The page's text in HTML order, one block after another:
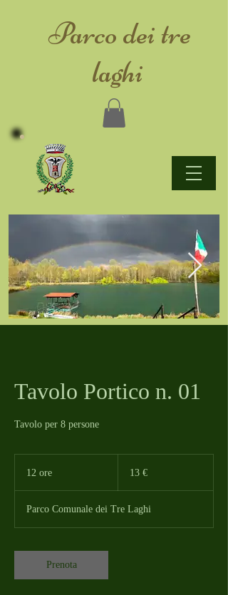
​Parco dei tre
laghi
Tavolo Portico n. 01
Tavolo per 8 persone
12 ore
r
e
13 €
Parco Comunale dei Tre Laghi
Prenota